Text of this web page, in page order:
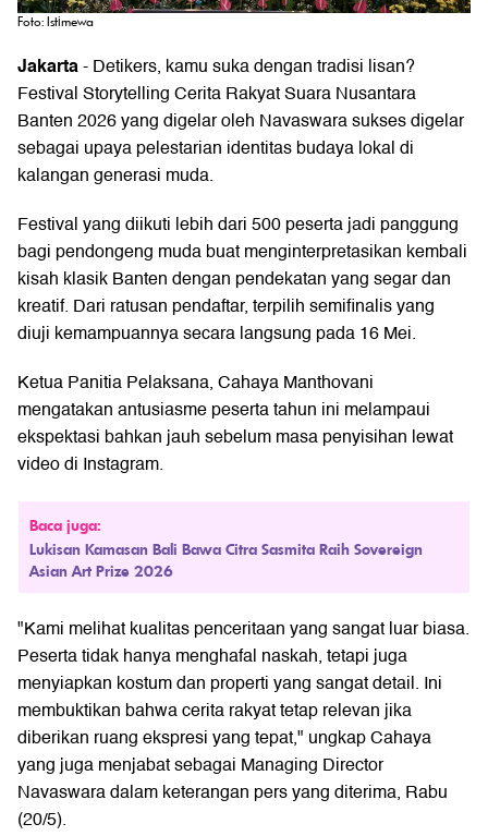
Foto: Istimewa
Jakarta- Detikers, kamu suka dengan tradisi lisan?
Festival Storytelling Cerita Rakyat Suara Nusantara
Banten 2026 yang digelar oleh Navaswara sukses digelar
sebagai upaya pelestarian identitas budaya lokal di
kalangan generasi muda.
Festival yang diikuti lebih dari 500 peserta jadi panggung
bagi pendongeng muda buat menginterpretasikan kembali
kisah klasik Banten dengan pendekatan yang segar dan
kreatif. Dari ratusan pendaftar, terpilih semifinalis yang
diuji kemampuannya secara langsung pada 16 Mei.
Ketua Panitia Pelaksana, Cahaya Manthovani
mengatakan antusiasme peserta tahun ini melampaui
ekspektasi bahkan jauh sebelum masa penyisihan lewat
video di Instagram.
Baca juga:
Lukisan Kamasan Bali Bawa Citra Sasmita Raih Sovereign
Asian Art Prize 2026
"Kami melihat kualitas penceritaan yang sangat luar biasa.
Peserta tidak hanya menghafal naskah, tetapi juga
menyiapkan kostum dan properti yang sangat detail. Ini
membuktikan bahwa cerita rakyat tetap relevan jika
diberikan ruang ekspresi yang tepat," ungkap Cahaya
yang juga menjabat sebagai Managing Director
Navaswara dalam keterangan pers yang diterima, Rabu
(20/5).